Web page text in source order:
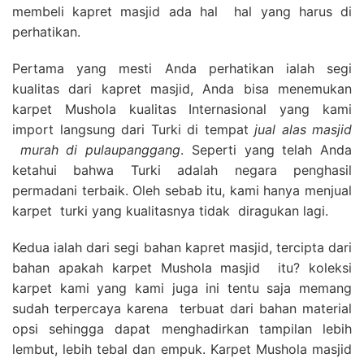
membeli kapret masjid ada hal hal yang harus di
perhatikan.
Pertama yang mesti Anda perhatikan ialah segi
kualitas dari kapret masjid, Anda bisa menemukan
karpet Mushola kualitas Internasional yang kami
import langsung dari Turki di tempat jual alas masjid
murah di pulaupanggang. Seperti yang telah Anda
ketahui bahwa Turki adalah negara penghasil
permadani terbaik. Oleh sebab itu, kami hanya menjual
karpet turki yang kualitasnya tidak diragukan lagi.
Kedua ialah dari segi bahan kapret masjid, tercipta dari
bahan apakah karpet Mushola masjid itu? koleksi
karpet kami yang kami juga ini tentu saja memang
sudah terpercaya karena terbuat dari bahan material
opsi sehingga dapat menghadirkan tampilan lebih
lembut, lebih tebal dan empuk. Karpet Mushola masjid